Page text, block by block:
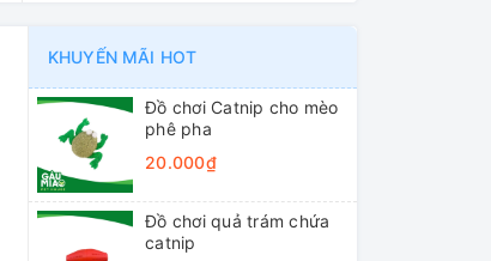
KHUYẾN MÃI HOT
Đồ chơi Catnip cho mèo
phê pha
20.000₫
Đồ chơi quả trám chứa
catnip